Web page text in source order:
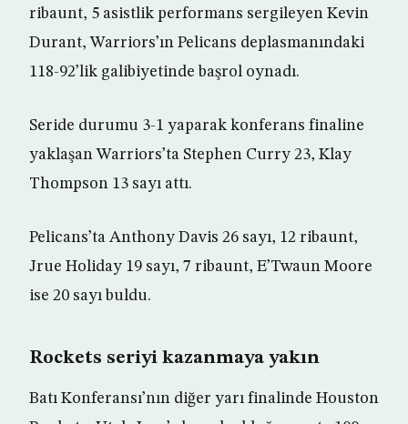
ribaunt, 5 asistlik performans sergileyen Kevin
Durant, Warriors’ın Pelicans deplasmanındaki
118-92’lik galibiyetinde başrol oynadı.
Seride durumu 3-1 yaparak konferans finaline
yaklaşan Warriors’ta Stephen Curry 23, Klay
Thompson 13 sayı attı.
Pelicans’ta Anthony Davis 26 sayı, 12 ribaunt,
Jrue Holiday 19 sayı, 7 ribaunt, E’Twaun Moore
ise 20 sayı buldu.
Rockets seriyi kazanmaya yakın
Batı Konferansı’nın diğer yarı finalinde Houston